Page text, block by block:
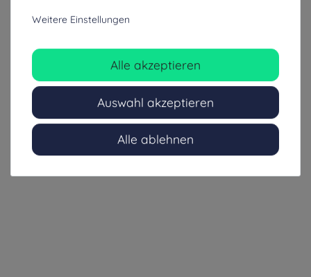
Weitere Einstellungen
Alle akzeptieren
Auswahl akzeptieren
Alle ablehnen